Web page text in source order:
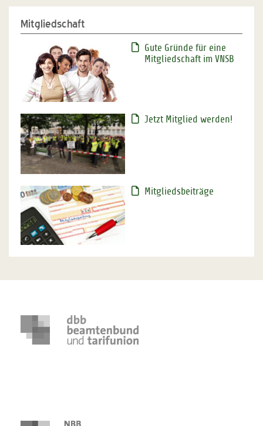
Mitgliedschaft
Gute Gründe für eine
Mitgliedschaft im VNSB
Jetzt Mitglied werden!
Mitgliedsbeiträge